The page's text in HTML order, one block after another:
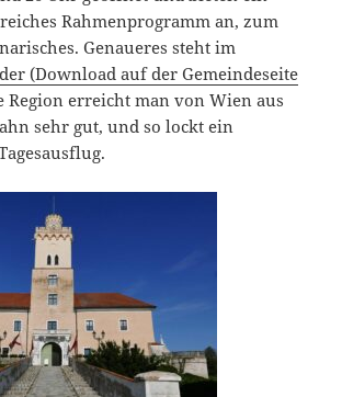
Rahmenprogramm an, zum
Genaueres steht im
(Download auf der Gemeindeseite
Region erreicht man von Wien aus
sehr gut, und so lockt ein